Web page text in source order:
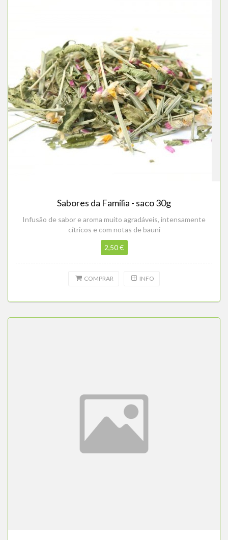
Sabores da Família - saco 30g
Infusão de sabor e aroma muito agradáveis, intensamente
cítricos e com notas de bauni
2,50 €
COMPRAR INFO